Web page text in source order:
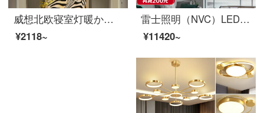
威想北欧寝室灯暖かくてロマンチックな五角星子供房灯シンプルなアイデアで全銅ベランダ廊下のトップライトを吸いたいです。直径30 cm-E 27三色光源を送ります。
¥2118~
雷士照明（NVC）LEDシリングライトの二層光が暖かい超薄型AI調光ライン現代シンプルスタイル寝室のイルミネーションWHXD 102 W/F-03
¥11420~